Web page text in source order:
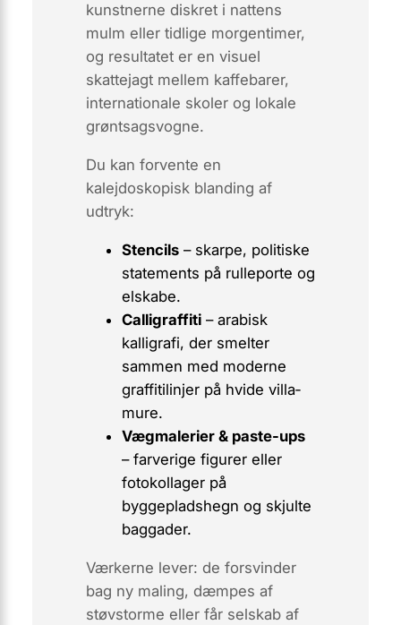
kunstnerne diskret i nattens
mulm eller tidlige morgentimer,
og resultatet er en visuel
skattejagt mellem kaffebarer,
internationale skoler og lokale
grøntsagsvogne.
Du kan forvente en
kalejdoskopisk blanding af
udtryk:
Stencils– skarpe, politiske
statements på rulleporte og
elskabe.
Calligraffiti– arabisk
kalligrafi, der smelter
sammen med moderne
graffiti­linjer på hvide villa­
mure.
Vægmalerier & paste-ups
– farverige figurer eller
fotokollager på
byggepladshegn og skjulte
baggader.
Værkerne lever: de forsvinder
bag ny maling, dæmpes af
støvstorme eller får selskab af